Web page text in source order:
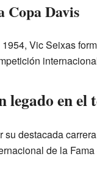
Copa Davis
1954, Vic Seixas
legado en el
su destacada
de la